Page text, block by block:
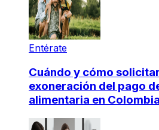
Entérate
Cuándo y cómo
exoneración del pago
alimentaria en Colombia